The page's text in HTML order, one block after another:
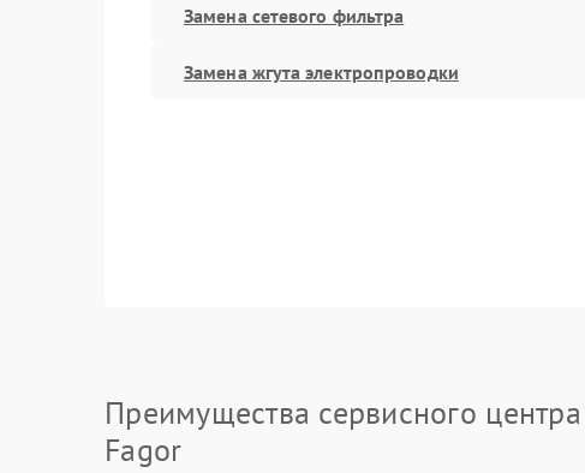
Замена сетевого фильтра
Замена жгута электропроводки
Преимущества сервисного центра
Fagor